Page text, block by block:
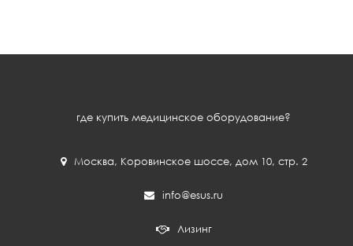
где купить медицинское оборудование?
Москва, Коровинское шоссе, дом 10, стр. 2
info@esus.ru
Лизинг